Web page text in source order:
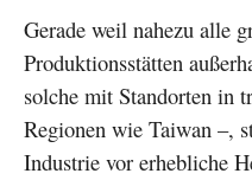
Gerade weil nahezu alle
Produktionsstätten
solche mit Standorten in
Regionen wie Taiwan –,
Industrie vor erhebliche